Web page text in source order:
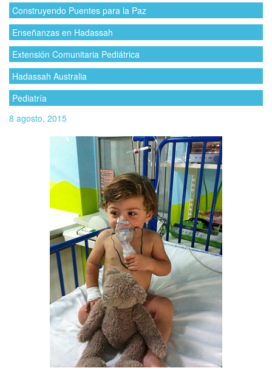
Construyendo Puentes para la Paz
Enseñanzas en Hadassah
Extensión Comunitaria Pediátrica
Hadassah Australia
Pediatría
8 agosto, 2015